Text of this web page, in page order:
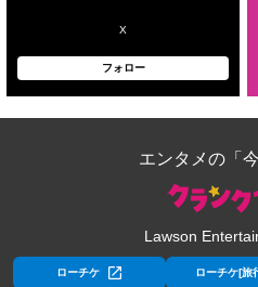
X
フォロー
エンタメの「
Lawson
ローチケ ローチケ[旅